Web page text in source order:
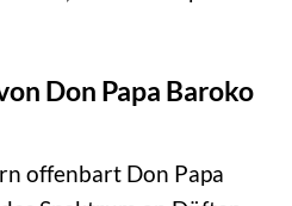
Don Papa Baroko
offenbart Don Papa